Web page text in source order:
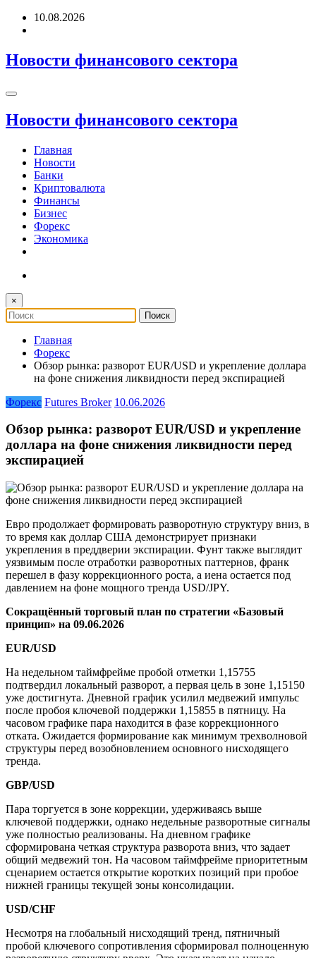
Перейти10.08.2026
Новости финансового сектора
Новости финансового сектора
Главная
Новости
Банки
Криптовалюта
Финансы
Бизнес
Форекс
Экономика
×
Главная
Форекс
Обзор рынка: разворот EUR/USD и укрепление доллара
на фоне снижения ликвидности перед экспирацией
Форекс Futures Broker 10.06.2026
Обзор рынка: разворот EUR/USD и укрепление
доллара на фоне снижения ликвидности перед
экспирацией
Евро продолжает формировать разворотную структуру вниз, в
то время как доллар США демонстрирует признаки
укрепления в преддверии экспирации. Фунт также выглядит
уязвимым после отработки разворотных паттернов, франк
перешел в фазу коррекционного роста, а иена остается под
давлением на фоне мощного тренда USD/JPY.
Сокращённый торговый план по стратегии «Базовый
принцип» на 09.06.2026
EUR/USD
На недельном таймфрейме пробой отметки 1,15755
подтвердил локальный разворот, а первая цель в зоне 1,15150
уже достигнута. Дневной график усилил медвежий импульс
после пробоя ключевой поддержки 1,15855 в пятницу. На
часовом графике пара находится в фазе коррекционного
отката. Ожидается формирование как минимум трехволновой
структуры перед возобновлением основного нисходящего
тренда.
GBP/USD
Пара торгуется в зоне коррекции, удерживаясь выше
ключевой поддержки, однако недельные разворотные сигналы
уже полностью реализованы. На дневном графике
сформирована четкая структура разворота вниз, что задает
общий медвежий тон. На часовом таймфрейме приоритетным
сценарием остается открытие коротких позиций при пробое
нижней границы текущей зоны консолидации.
USD/CHF
Несмотря на глобальный нисходящий тренд, пятничный
пробой ключевого сопротивления сформировал полноценную